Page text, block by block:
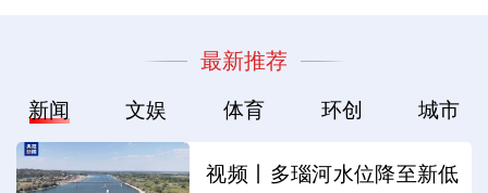
最新推荐
新闻 文娱 体育 环创 城市
视频丨多瑙河水位降至新低